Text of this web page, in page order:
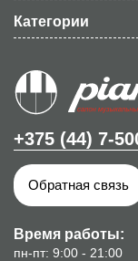
Категории
+375 (44) 7-
Обратная связь
Время работы:
пн-пт: 9:00 - 21:00